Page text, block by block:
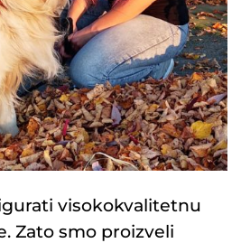
visokokvalitetnu
Zato smo proizveli